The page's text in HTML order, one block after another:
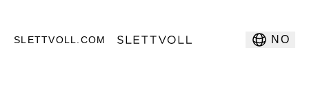
SLETTVOLL.COM NO